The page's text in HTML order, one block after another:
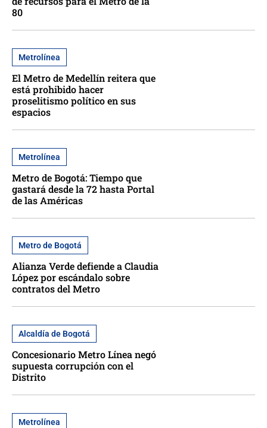
80
Metrolínea
El Metro de Medellín reitera que
está prohibido hacer
proselitismo político en sus
espacios
Metrolínea
Metro de Bogotá: Tiempo que
gastará desde la 72 hasta Portal
de las Américas
Metro de Bogotá
Alianza Verde defiende a Claudia
López por escándalo sobre
contratos del Metro
Alcaldía de Bogotá
Concesionario Metro Línea negó
supuesta corrupción con el
Distrito
Metrolínea